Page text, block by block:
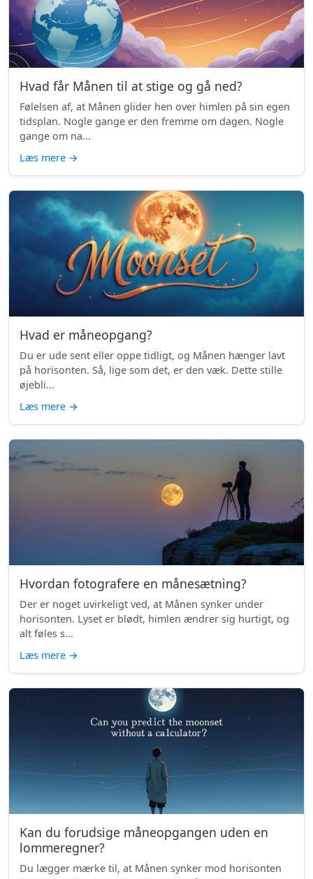
Hvad får Månen til at stige og gå ned?
Følelsen af, at Månen glider hen over himlen på sin egen
tidsplan. Nogle gange er den fremme om dagen. Nogle
gange om na...
Læs mere →
Hvad er måneopgang?
Du er ude sent eller oppe tidligt, og Månen hænger lavt
på horisonten. Så, lige som det, er den væk. Dette stille
øjebli...
Læs mere →
Hvordan fotografere en månesætning?
Der er noget uvirkeligt ved, at Månen synker under
horisonten. Lyset er blødt, himlen ændrer sig hurtigt, og
alt føles s...
Læs mere →
Kan du forudsige måneopgangen uden en
lommeregner?
Du lægger mærke til, at Månen synker mod horisonten